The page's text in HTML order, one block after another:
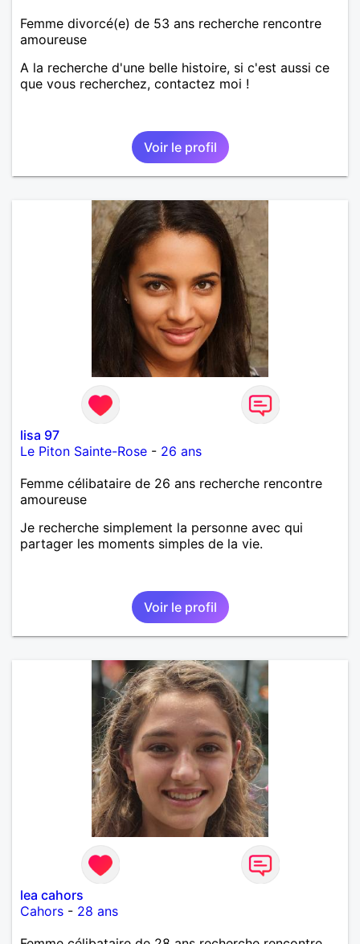
Femme divorcé(e) de 53 ans recherche rencontre
amoureuse
A la recherche d'une belle histoire, si c'est aussi ce
que vous recherchez, contactez moi !
Voir le profil
lisa 97
Le Piton Sainte-Rose - 26 ans
Femme célibataire de 26 ans recherche rencontre
amoureuse
Je recherche simplement la personne avec qui
partager les moments simples de la vie.
Voir le profil
lea cahors
Cahors - 28 ans